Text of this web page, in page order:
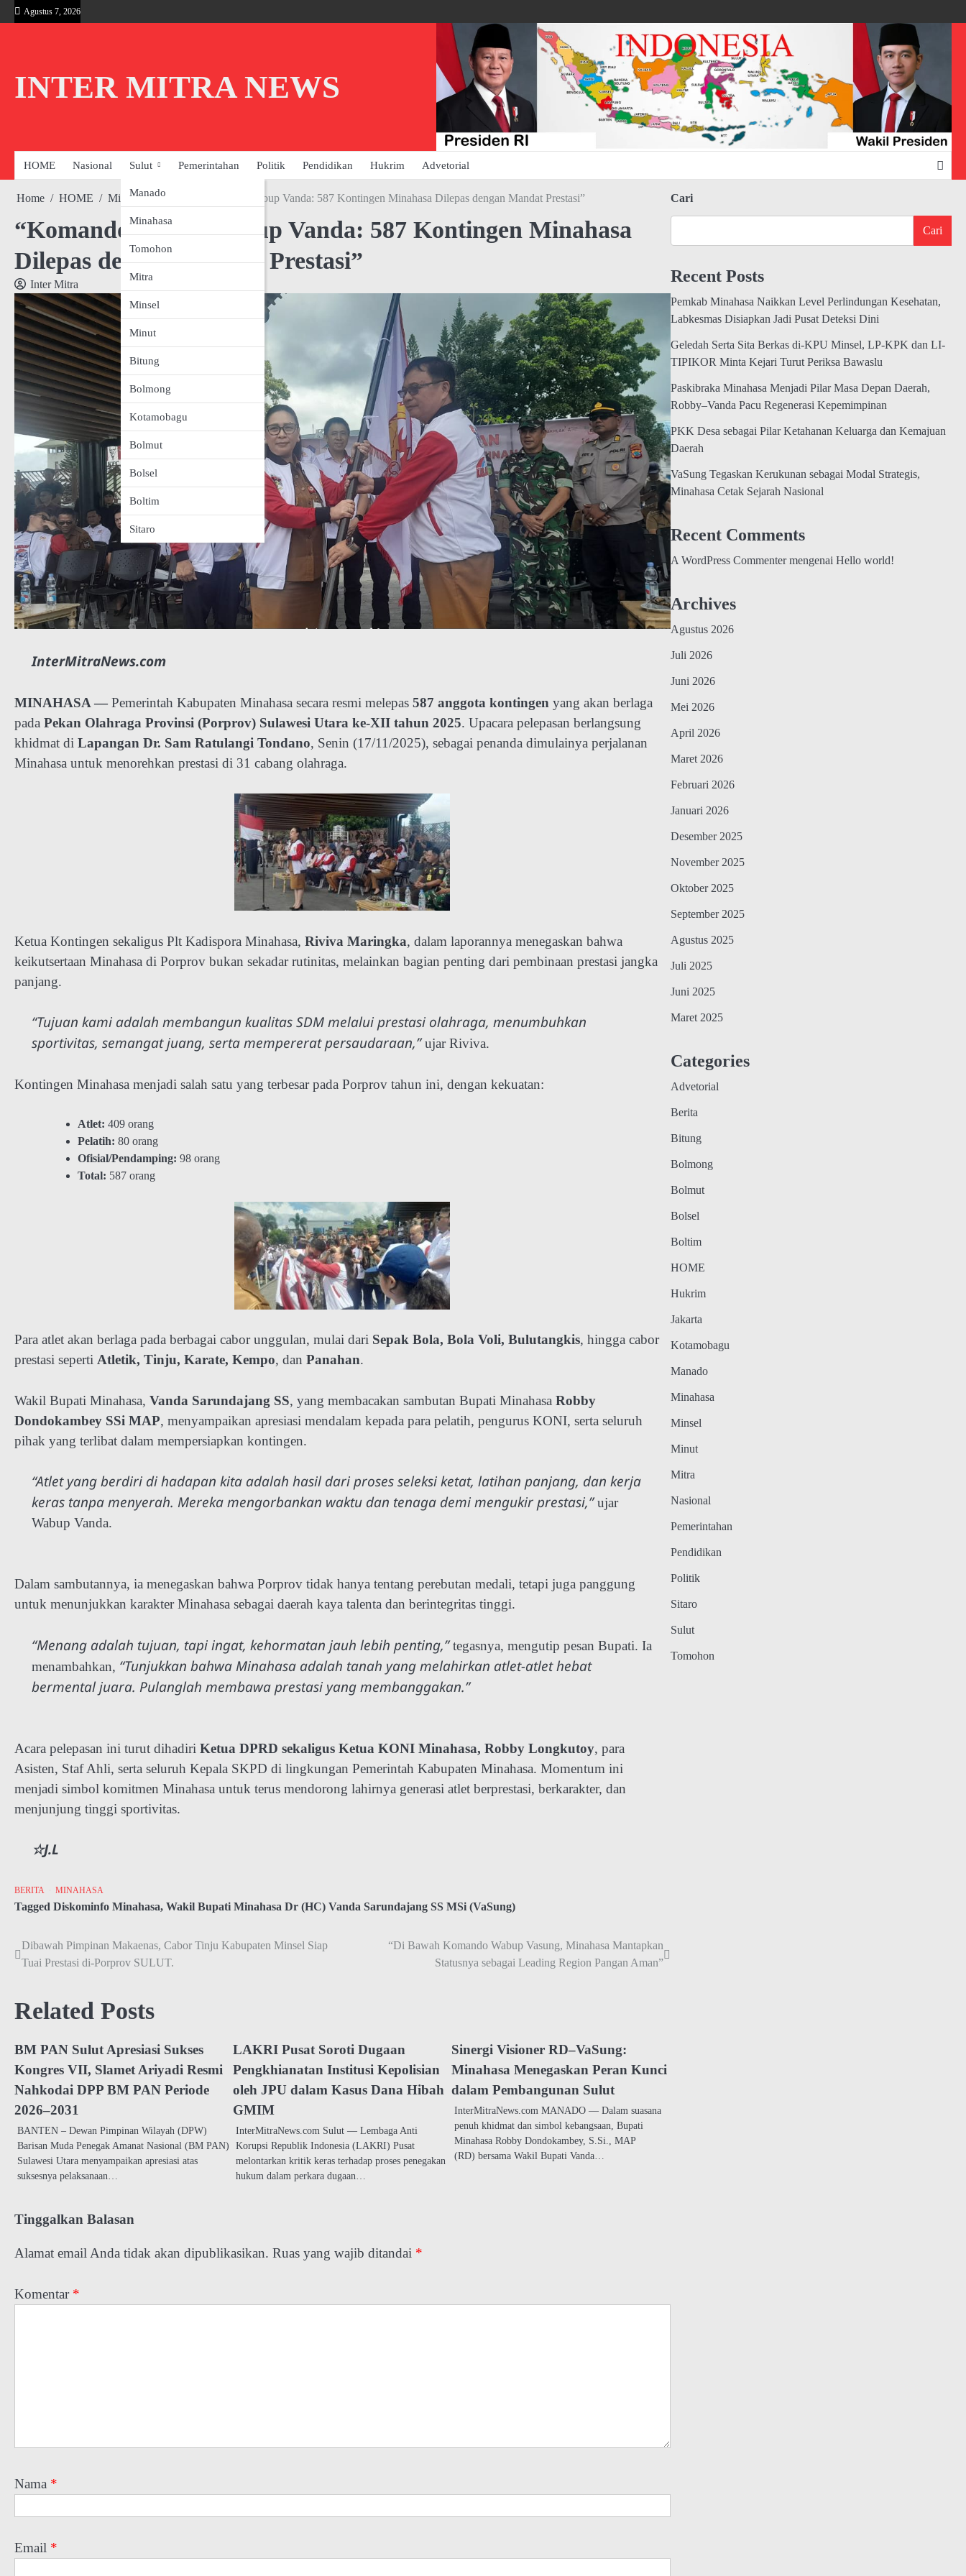
Skip
to
Agustus 7, 2026
INTER MITRA NEWS
HOME Nasional Sulut
Manado
Minahasa
Tomohon
Mitra
Minsel
Minut
Bitung
Bolmong
Kotamobagu
Bolmut
Bolsel
Boltim
Sitaro
Pemerintahan Politik Pendidikan Hukrim Advetorial
Home HOME Minahasa “Komando Moral Wabup Vanda: 587 Kontingen Minahasa Dilepas dengan Mandat Prestasi”
“Komando Moral Wabup Vanda: 587 Kontingen Minahasa
Dilepas dengan Mandat Prestasi”
Inter Mitra
InterMitraNews.com
MINAHASA — Pemerintah Kabupaten Minahasa secara resmi melepas 587 anggota kontingen yang akan berlaga
pada Pekan Olahraga Provinsi (Porprov) Sulawesi Utara ke-XII tahun 2025. Upacara pelepasan berlangsung
khidmat di Lapangan Dr. Sam Ratulangi Tondano, Senin (17/11/2025), sebagai penanda dimulainya perjalanan
Minahasa untuk menorehkan prestasi di 31 cabang olahraga.
Ketua Kontingen sekaligus Plt Kadispora Minahasa, Riviva Maringka, dalam laporannya menegaskan bahwa
keikutsertaan Minahasa di Porprov bukan sekadar rutinitas, melainkan bagian penting dari pembinaan prestasi jangka
panjang.
“Tujuan kami adalah membangun kualitas SDM melalui prestasi olahraga, menumbuhkan
sportivitas, semangat juang, serta mempererat persaudaraan,”ujar Riviva.
Kontingen Minahasa menjadi salah satu yang terbesar pada Porprov tahun ini, dengan kekuatan:
Atlet: 409 orang
Pelatih: 80 orang
Ofisial/Pendamping: 98 orang
Total: 587 orang
Para atlet akan berlaga pada berbagai cabor unggulan, mulai dari Sepak Bola, Bola Voli, Bulutangkis, hingga cabor
prestasi seperti Atletik, Tinju, Karate, Kempo, dan Panahan.
Wakil Bupati Minahasa, Vanda Sarundajang SS, yang membacakan sambutan Bupati Minahasa Robby
Dondokambey SSi MAP, menyampaikan apresiasi mendalam kepada para pelatih, pengurus KONI, serta seluruh
pihak yang terlibat dalam mempersiapkan kontingen.
“Atlet yang berdiri di hadapan kita adalah hasil dari proses seleksi ketat, latihan panjang, dan kerja
keras tanpa menyerah. Mereka mengorbankan waktu dan tenaga demi mengukir prestasi,”ujar
Wabup Vanda.
Dalam sambutannya, ia menegaskan bahwa Porprov tidak hanya tentang perebutan medali, tetapi juga panggung
untuk menunjukkan karakter Minahasa sebagai daerah kaya talenta dan berintegritas tinggi.
“Menang adalah tujuan, tapi ingat, kehormatan jauh lebih penting,”tegasnya, mengutip pesan Bupati. Ia
menambahkan, “Tunjukkan bahwa Minahasa adalah tanah yang melahirkan atlet-atlet hebat
bermental juara. Pulanglah membawa prestasi yang membanggakan.”
Acara pelepasan ini turut dihadiri Ketua DPRD sekaligus Ketua KONI Minahasa, Robby Longkutoy, para
Asisten, Staf Ahli, serta seluruh Kepala SKPD di lingkungan Pemerintah Kabupaten Minahasa. Momentum ini
menjadi simbol komitmen Minahasa untuk terus mendorong lahirnya generasi atlet berprestasi, berkarakter, dan
menjunjung tinggi sportivitas.
☆J.L
BERITA MINAHASA
Tagged Diskominfo Minahasa, Wakil Bupati Minahasa Dr (HC) Vanda Sarundajang SS MSi (VaSung)
Navigasi
Dibawah Pimpinan Makaenas, Cabor Tinju Kabupaten Minsel Siap
Tuai Prestasi di-Porprov SULUT.
“Di Bawah Komando Wabup Vasung, Minahasa Mantapkan
Statusnya sebagai Leading Region Pangan Aman”
Related Posts
BM PAN Sulut Apresiasi Sukses
Kongres VII, Slamet Ariyadi Resmi
Nahkodai DPP BM PAN Periode
2026–2031
BANTEN – Dewan Pimpinan Wilayah (DPW)
Barisan Muda Penegak Amanat Nasional (BM PAN)
Sulawesi Utara menyampaikan apresiasi atas
suksesnya pelaksanaan…
LAKRI Pusat Soroti Dugaan
Pengkhianatan Institusi Kepolisian
oleh JPU dalam Kasus Dana Hibah
GMIM
InterMitraNews.com Sulut — Lembaga Anti
Korupsi Republik Indonesia (LAKRI) Pusat
melontarkan kritik keras terhadap proses penegakan
hukum dalam perkara dugaan…
Sinergi Visioner RD–VaSung:
Minahasa Menegaskan Peran Kunci
dalam Pembangunan Sulut
InterMitraNews.com MANADO — Dalam suasana
penuh khidmat dan simbol kebangsaan, Bupati
Minahasa Robby Dondokambey, S.Si., MAP
(RD) bersama Wakil Bupati Vanda…
Tinggalkan Balasan
Alamat email Anda tidak akan dipublikasikan. Ruas yang wajib ditandai *
Komentar *
Nama *
Email *
Cari
Cari
Recent Posts
Pemkab Minahasa Naikkan Level Perlindungan Kesehatan,
Labkesmas Disiapkan Jadi Pusat Deteksi Dini
Geledah Serta Sita Berkas di-KPU Minsel, LP-KPK dan LI-
TIPIKOR Minta Kejari Turut Periksa Bawaslu
Paskibraka Minahasa Menjadi Pilar Masa Depan Daerah,
Robby–Vanda Pacu Regenerasi Kepemimpinan
PKK Desa sebagai Pilar Ketahanan Keluarga dan Kemajuan
Daerah
VaSung Tegaskan Kerukunan sebagai Modal Strategis,
Minahasa Cetak Sejarah Nasional
Recent Comments
A WordPress Commentermengenai Hello world!
Archives
Agustus 2026
Juli 2026
Juni 2026
Mei 2026
April 2026
Maret 2026
Februari 2026
Januari 2026
Desember 2025
November 2025
Oktober 2025
September 2025
Agustus 2025
Juli 2025
Juni 2025
Maret 2025
Categories
Advetorial
Berita
Bitung
Bolmong
Bolmut
Bolsel
Boltim
HOME
Hukrim
Jakarta
Kotamobagu
Manado
Minahasa
Minsel
Minut
Mitra
Nasional
Pemerintahan
Pendidikan
Politik
Sitaro
Sulut
Tomohon